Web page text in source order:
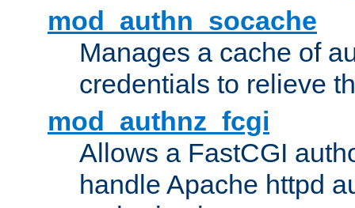
mod_authn_socache
Manages a cache of
credentials to relieve
mod_authnz_fcgi
Allows a FastCGI
handle Apache httpd